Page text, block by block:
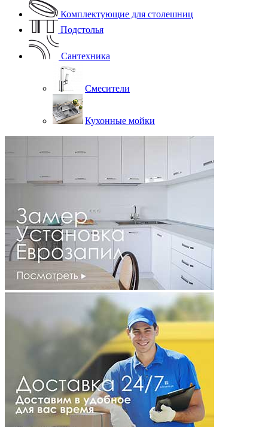
Комплектующие для столешниц
Подстолья
Сантехника
Смесители
Кухонные мойки